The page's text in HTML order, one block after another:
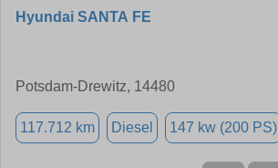
Hyundai SANTA FE
Potsdam-Drewitz, 14480
117.712 km Diesel 147 kw (200 PS)